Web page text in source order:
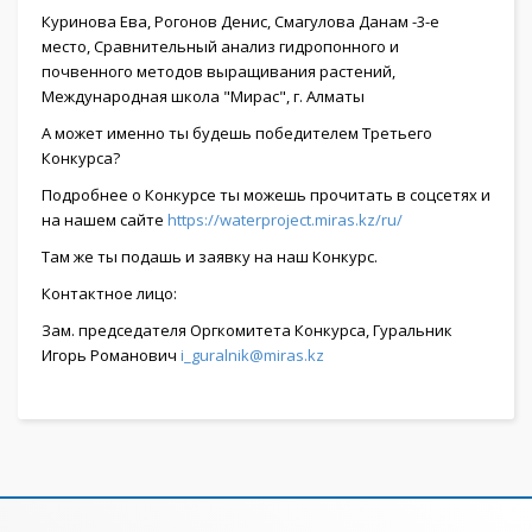
Куринова Ева, Рогонов Денис, Смагулова Данам -3-е
место, Сравнительный анализ гидропонного и
почвенного методов выращивания растений,
Международная школа "Мирас", г. Алматы
А может именно ты будешь победителем Третьего
Конкурса?
Подробнее о Конкурсе ты можешь прочитать в соцсетях и
на нашем сайте https://waterproject.miras.kz/ru/
Там же ты подашь и заявку на наш Конкурс.
Контактное лицо:
Зам. председателя Оргкомитета Конкурса, Гуральник
Игорь Романович i_guralnik@miras.kz